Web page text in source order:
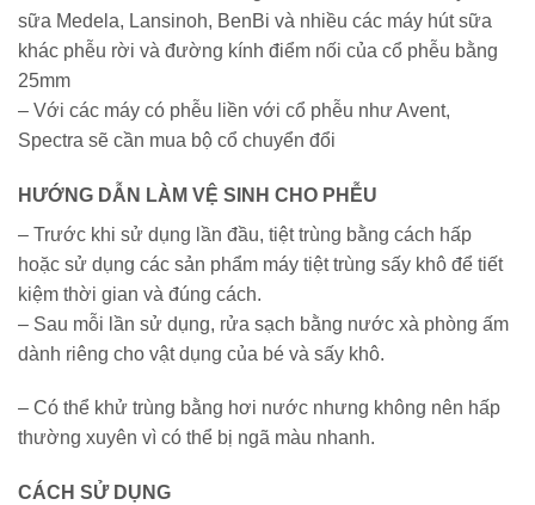
sữa Medela, Lansinoh, BenBi và nhiều các máy hút sữa
khác phễu rời và đường kính điểm nối của cổ phễu bằng
25mm
– Với các máy có phễu liền với cổ phễu như Avent,
Spectra sẽ cần mua bộ cổ chuyển đổi
HƯỚNG DẪN LÀM VỆ SINH CHO PHỄU
– Trước khi sử dụng lần đầu, tiệt trùng bằng cách hấp
hoặc sử dụng các sản phẩm máy tiệt trùng sấy khô để tiết
kiệm thời gian và đúng cách.
– Sau mỗi lần sử dụng, rửa sạch bằng nước xà phòng ấm
dành riêng cho vật dụng của bé và sấy khô.
– Có thể khử trùng bằng hơi nước nhưng không nên hấp
thường xuyên vì có thể bị ngã màu nhanh.
CÁCH SỬ DỤNG